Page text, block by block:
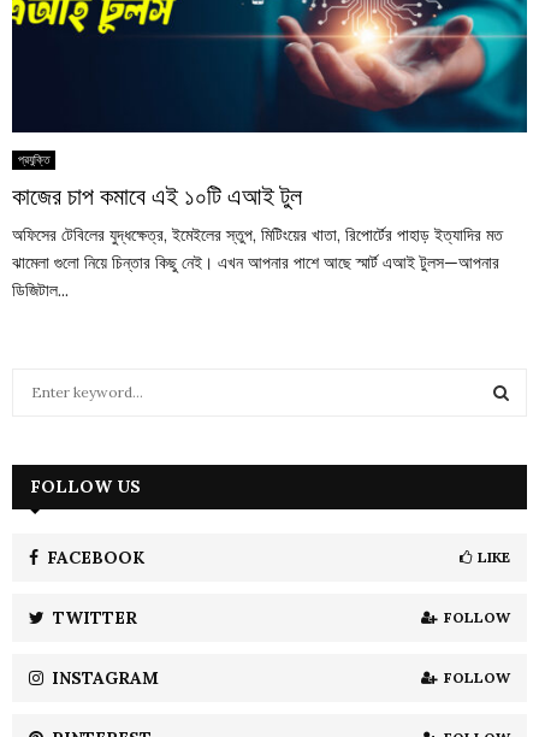
প্রযুক্তি
কাজের চাপ কমাবে এই ১০টি এআই টুল
অফিসের টেবিলের যুদ্ধক্ষেত্র, ইমেইলের স্তুপ, মিটিংয়ের খাতা, রিপোর্টের পাহাড় ইত্যাদির মত
ঝামেলা গুলো নিয়ে চিন্তার কিছু নেই। এখন আপনার পাশে আছে স্মার্ট এআই টুলস—আপনার
ডিজিটাল...
h
H
FOLLOW US
FACEBOOK LIKE
TWITTER FOLLOW
INSTAGRAM FOLLOW